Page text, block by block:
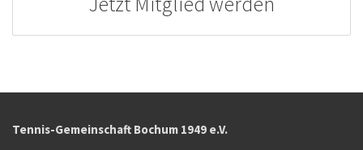
Tennis-Gemeinschaft Bochum 1949 e.V.